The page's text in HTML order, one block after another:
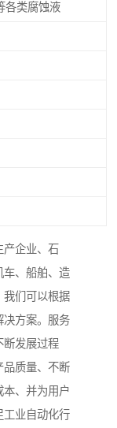
各类腐蚀液
产企业、石
车、船舶、造
我们可以根据
决方案。服务
断发展过程
品质量、不断
本、并为用户
工业自动化行